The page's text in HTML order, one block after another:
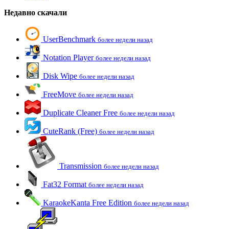
Недавно скачали
UserBenchmark более недели назад
Notation Player более недели назад
Disk Wipe более недели назад
FreeMove более недели назад
Duplicate Cleaner Free более недели назад
CuteRank (Free) более недели назад
Transmission более недели назад
Fat32 Format более недели назад
KaraokeKanta Free Edition более недели назад